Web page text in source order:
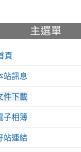
主選單
頁
訊息
下載
相簿
連結